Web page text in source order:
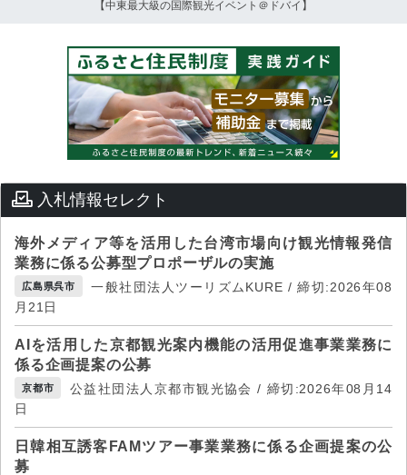
【中東最大級の国際観光イベント＠ドバイ】
入札情報セレクト
海外メディア等を活用した台湾市場向け観光情報発信
業務に係る公募型プロポーザルの実施
広島県呉市
一般社団法人ツーリズムKURE / 締切:2026年08
月21日
AIを活用した京都観光案内機能の活用促進事業業務に
係る企画提案の公募
京都市
公益社団法人京都市観光協会 / 締切:2026年08月14
日
日韓相互誘客FAMツアー事業業務に係る企画提案の公
募